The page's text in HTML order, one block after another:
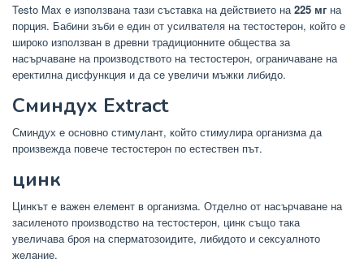
Testo Max е използвана тази съставка на действието на225 мг на
порция. Бабини зъби е един от усилвателя на тестостерон, който е
широко използван в древни традиционните общества за
насърчаване на производството на тестостерон, ограничаване на
еректилна дисфункция и да се увеличи мъжки либидо.
Сминдух Extract
Сминдух е основно стимулант, който стимулира организма да
произвежда повече тестостерон по естествен път.
цинк
Цинкът е важен елемент в организма. Отделно от насърчаване на
засиленото производство на тестостерон, цинк също така
увеличава броя на сперматозоидите, либидото и сексуалното
желание.